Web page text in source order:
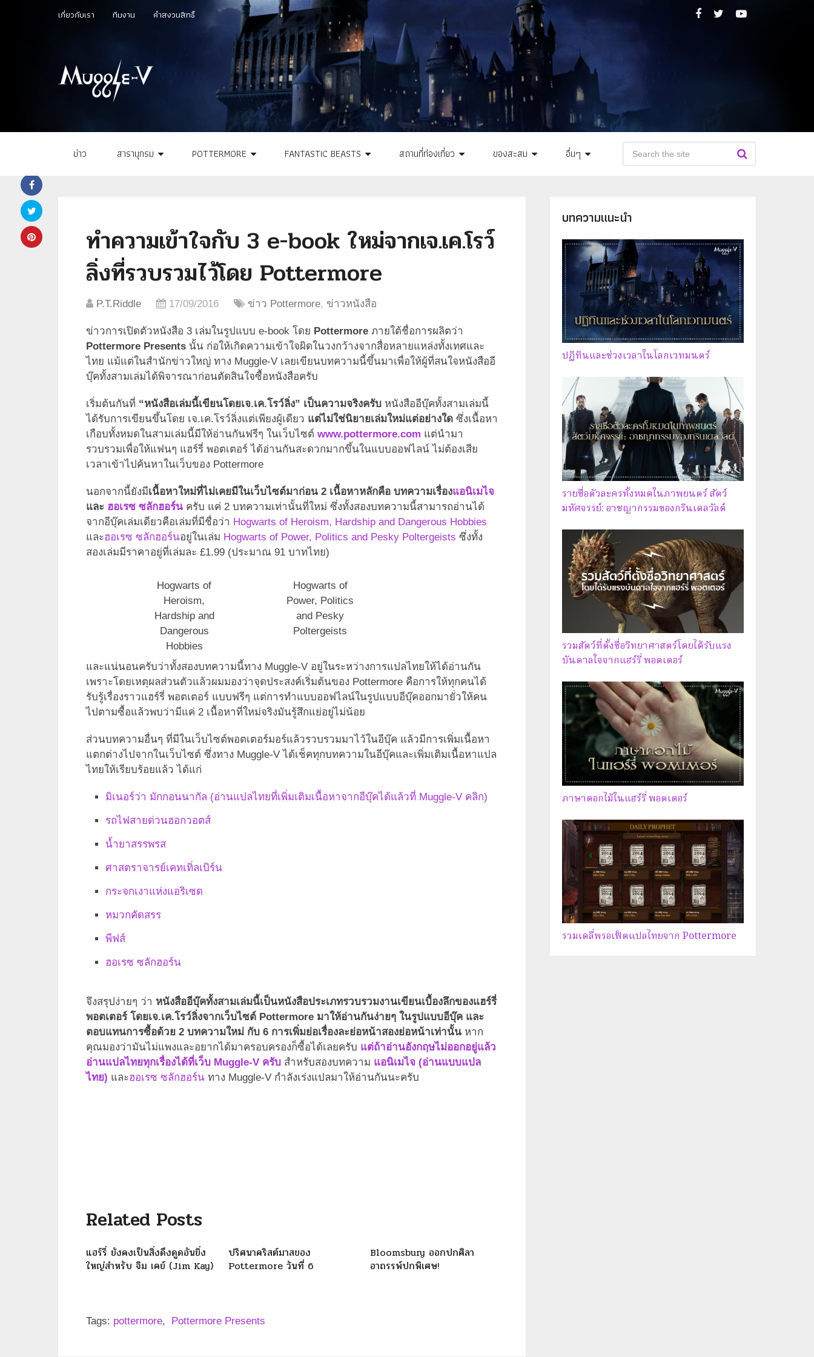
เกี่ยวกับเรา ทีมงาน คำสงวนสิทธิ์
ข่าว สารานุกรม POTTERMORE FANTASTIC BEASTS สถานที่ท่องเที่ยว ของสะสม อื่นๆ
ทำความเข้าใจกับ 3 e-book ใหม่จากเจ.เค.โรว์
ลิ่งที่รวบรวมไว้โดย Pottermore
P.T.Riddle 17/09/2016 ข่าว Pottermore, ข่าวหนังสือ
ข่าวการเปิดตัวหนังสือ 3 เล่มในรูปแบบ e-book โดย Pottermore ภายใต้ชื่อการผลิตว่า
Pottermore Presents นั้น ก่อให้เกิดความเข้าใจผิดในวงกว้างจากสื่อหลายแหล่งทั้งเทศและ
ไทย แม้แต่ในสำนักข่าวใหญ่ ทาง Muggle-V เลยเขียนบทความนี้ขึ้นมาเพื่อให้ผู้ที่สนใจหนังสืออี
บุ๊คทั้งสามเล่มได้พิจารณาก่อนตัดสินใจซื้อหนังสือครับ
เริ่มต้นกันที่ “หนังสือเล่มนี้เขียนโดยเจ.เค.โรว์ลิ่ง” เป็นความจริงครับ หนังสืออีบุ๊คทั้งสามเล่มนี้
ได้รับการเขียนขึ้นโดย เจ.เค.โรว์ลิ่งแต่เพียงผู้เดียว แต่ไม่ใช่นิยายเล่มใหม่แต่อย่างใด ซึ่งเนื้อหา
เกือบทั้งหมดในสามเล่มนี้มีให้อ่านกันฟรีๆ ในเว็บไซต์ www.pottermore.com แต่นำมา
รวบรวมเพื่อให้แฟนๆ แฮร์รี่ พอตเตอร์ ได้อ่านกันสะดวกมากขึ้นในแบบออฟไลน์ ไม่ต้องเสีย
เวลาเข้าไปค้นหาในเว็บของ Pottermore
นอกจากนี้ยังมีเนื้อหาใหม่ที่ไม่เคยมีในเว็บไซต์มาก่อน 2 เนื้อหาหลักคือ บทความเรื่องแอนิเมไจ
และ ฮอเรซ ซลักฮอร์น ครับ แค่ 2 บทความเท่านั้นที่ใหม่ ซึ่งทั้งสองบทความนี้สามารถอ่านได้
จากอีบุ๊คเล่มเดียวคือเล่มที่มีชื่อว่า Hogwarts of Heroism, Hardship and Dangerous Hobbies
และฮอเรซ ซลักฮอร์นอยู่ในเล่ม Hogwarts of Power, Politics and Pesky Poltergeists ซึ่งทั้ง
สองเล่มมีราคาอยู่ที่เล่มละ £1.99 (ประมาณ 91 บาทไทย)
Hogwarts of
Heroism,
Hardship and
Dangerous
Hobbies
Hogwarts of
Power, Politics
and Pesky
Poltergeists
และแน่นอนครับว่าทั้งสองบทความนี้ทาง Muggle-V อยู่ในระหว่างการแปลไทยให้ได้อ่านกัน
เพราะโดยเหตุผลส่วนตัวแล้วผมมองว่าจุดประสงค์เริ่มต้นของ Pottermore คือการให้ทุกคนได้
รับรู้เรื่องราวแฮร์รี่ พอตเตอร์ แบบฟรีๆ แต่การทำแบบออฟไลน์ในรูปแบบอีบุ๊คออกมายั่วให้คน
ไปตามซื้อแล้วพบว่ามีแค่ 2 เนื้อหาที่ใหม่จริงมันรู้สึกแย่อยู่ไม่น้อย
ส่วนบทความอื่นๆ ที่มีในเว็บไซต์พอตเตอร์มอร์แล้วรวบรวมมาไว้ในอีบุ๊ค แล้วมีการเพิ่มเนื้อหา
แตกต่างไปจากในเว็บไซต์ ซึ่งทาง Muggle-V ได้เช็คทุกบทความในอีบุ๊คและเพิ่มเติมเนื้อหาแปล
ไทยให้เรียบร้อยแล้ว ได้แก่
มิเนอร์ว่า มักกอนนากัล (อ่านแปลไทยที่เพิ่มเติมเนื้อหาจากอีบุ๊คได้แล้วที่ Muggle-V คลิก)
รถไฟสายด่วนฮอกวอตส์
น้ำยาสรรพรส
ศาสตราจารย์เคทเทิ่ลเบิร์น
กระจกเงาแห่งแอริเซด
หมวกคัดสรร
พีฟส์
ฮอเรซ ซลักฮอร์น
จึงสรุปง่ายๆ ว่า หนังสืออีบุ๊คทั้งสามเล่มนี้เป็นหนังสือประเภทรวบรวมงานเขียนเบื้องลึกของแฮร์รี่
พอตเตอร์ โดยเจ.เค.โรว์ลิ่งจากเว็บไซต์ Pottermore มาให้อ่านกันง่ายๆ ในรูปแบบอีบุ๊ค และ
ตอบแทนการซื้อด้วย 2 บทความใหม่ กับ 6 การเพิ่มย่อเรื่องละย่อหน้าสองย่อหน้าเท่านั้น หาก
คุณมองว่ามันไม่แพงและอยากได้มาครอบครองก็ซื้อได้เลยครับ แต่ถ้าอ่านอังกฤษไม่ออกอยู่แล้ว
อ่านแปลไทยทุกเรื่องได้ที่เว็บ Muggle-V ครับ สำหรับสองบทความ แอนิเมไจ (อ่านแบบแปล
ไทย) และฮอเรซ ซลักฮอร์น ทาง Muggle-V กำลังเร่งแปลมาให้อ่านกันนะครับ
Related Posts
แฮร์รี่ ยังคงเป็นสิ่งดึงดูดอันยิ่ง
ใหญ่สำหรับ จิม เคย์ (Jim Kay)
ปริศนาคริสต์มาสของ
Pottermore วันที่ 6
Bloomsbury ออกปกศิลา
อาถรรพ์ปกพิเศษ!
Tags: pottermore, Pottermore Presents
บทความแนะนำ
ปฏิทินและช่วงเวลาในโลกเวทมนตร์
รายชื่อตัวละครทั้งหมดในภาพยนตร์ สัตว์
มหัศจรรย์: อาชญากรรมของกรินเดลวัลด์
รวมสัตว์ที่ตั้งชื่อวิทยาศาสตร์โดยได้รับแรง
บันดาลใจจากแฮร์รี่ พอตเตอร์
ภาษาดอกไม้ในแฮร์รี่ พอตเตอร์
รวมเดลี่พรอเฟ็ตแปลไทยจาก Pottermore